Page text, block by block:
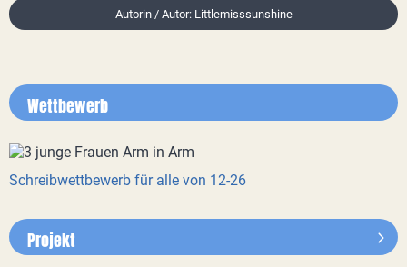
Autorin / Autor: Littlemisssunshine
Wettbewerb
Schreibwettbewerb für alle von 12-26
Projekt